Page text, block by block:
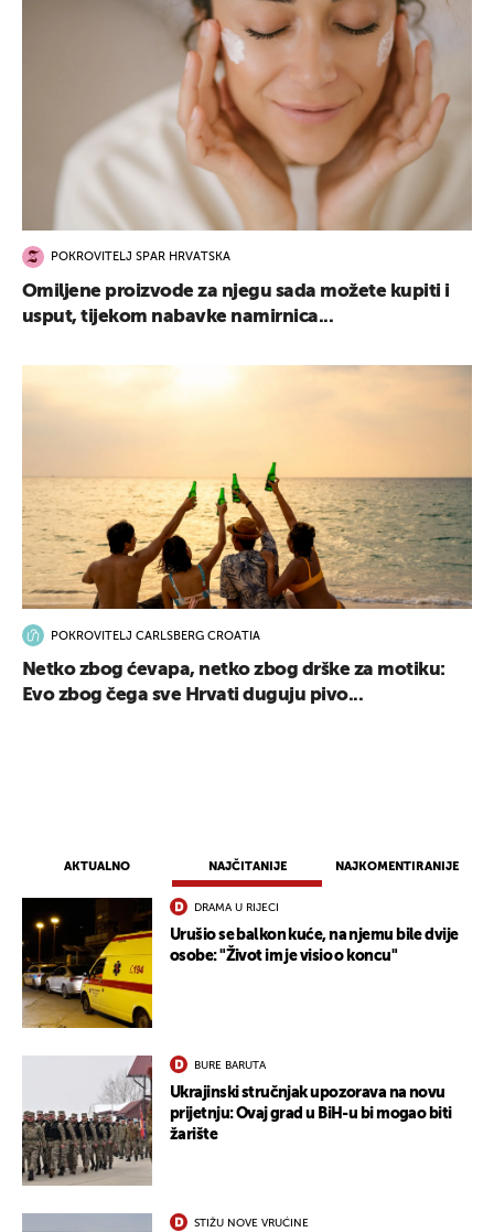
AKTUALNO NAJČITANIJE NAJKOMENTIRANIJE
DRAMA U RIJECI
Urušio se balkon kuće, na njemu bile dvije
osobe: "Život im je visio o koncu"
BURE BARUTA
Ukrajinski stručnjak upozorava na novu
prijetnju: Ovaj grad u BiH-u bi mogao biti
žarište
STIŽU NOVE VRUĆINE
POKROVITELJ SPAR HRVATSKA
Omiljene proizvode za njegu sada možete kupiti i
usput, tijekom nabavke namirnica...
POKROVITELJ CARLSBERG CROATIA
Netko zbog ćevapa, netko zbog drške za motiku:
Evo zbog čega sve Hrvati duguju pivo...